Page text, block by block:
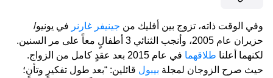
وفي الوقت ذاته، تزوج بين أفليك من جينيفر غارنر في يونيو/
حزيران عام 2005، وأنجب الثنائي 3 أطفالٍ معاً على مر السنين.
لكنهما أعلنا طلاقهما
في عام 2015 بعد عقدٍ كامل من الزواج.
حيث صرح الزوجان لمجلة بيبول قائلين: “بعد طول تفكيرٍ وتأنٍ؛